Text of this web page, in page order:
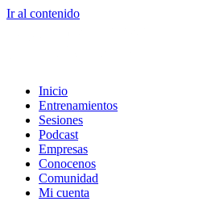
Ir al contenido
Inicio
Entrenamientos
Sesiones
Podcast
Empresas
Conocenos
Comunidad
Mi cuenta